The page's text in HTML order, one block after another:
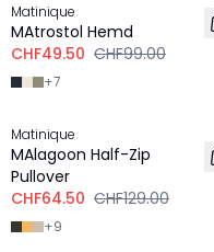
Matinique
MAtrostol Hemd
CHF49.50 CHF99.00
+7
-50%
Matinique
MAlagoon Half-Zip
Pullover
CHF64.50 CHF129.00
+9
-30%